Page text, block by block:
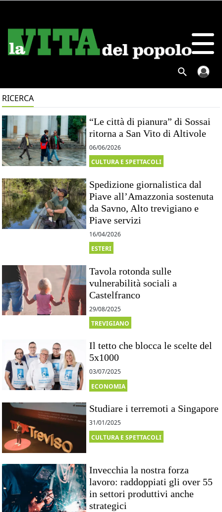
RICERCA
“Le città di pianura” di Sossai
ritorna a San Vito di Altivole
06/06/2026
CULTURA E SPETTACOLI
Spedizione giornalistica dal
Piave all’Amazzonia sostenuta
da Savno, Alto trevigiano e
Piave servizi
16/04/2026
ESTERI
Tavola rotonda sulle
vulnerabilità sociali a
Castelfranco
29/08/2025
TREVIGIANO
Il tetto che blocca le scelte del
5x1000
03/07/2025
ECONOMIA
Studiare i terremoti a Singapore
31/01/2025
CULTURA E SPETTACOLI
Invecchia la nostra forza
lavoro: raddoppiati gli over 55
in settori produttivi anche
strategici